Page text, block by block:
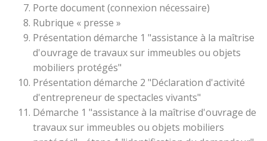
Porte document (connexion nécessaire)
Rubrique « presse »
Présentation démarche 1 "assistance à la maîtrise
d'ouvrage de travaux sur immeubles ou objets
mobiliers protégés"
Présentation démarche 2 "Déclaration d'activité
d'entrepreneur de spectacles vivants"
Démarche 1 "assistance à la maîtrise d'ouvrage de
travaux sur immeubles ou objets mobiliers